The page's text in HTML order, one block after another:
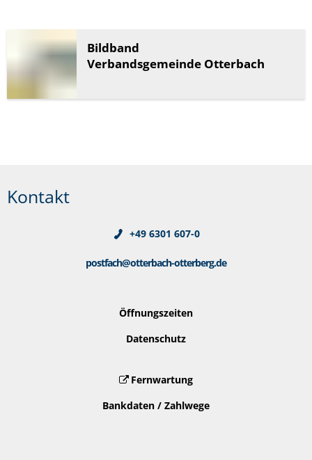
Bildband
Verbandsgemeinde Otterbach
Kontakt
+49 6301 607-0
postfach@otterbach-otterberg.de
Öffnungszeiten
Datenschutz
Fernwartung
Bankdaten / Zahlwege